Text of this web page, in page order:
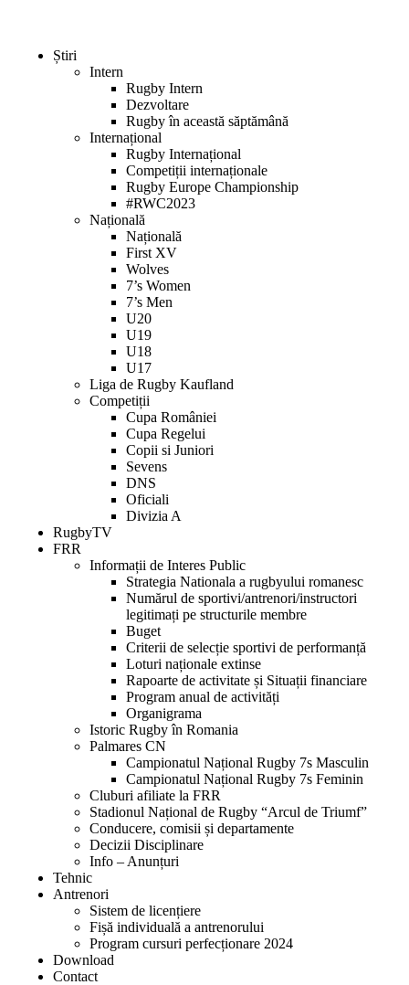
Știri
Intern
Rugby Intern
Dezvoltare
Rugby în această săptămână
Internațional
Rugby Internațional
Competiții internaționale
Rugby Europe Championship
#RWC2023
Națională
Națională
First XV
Wolves
7’s Women
7’s Men
U20
U19
U18
U17
Liga de Rugby Kaufland
Competiții
Cupa României
Cupa Regelui
Copii si Juniori
Sevens
DNS
Oficiali
Divizia A
RugbyTV
FRR
Informații de Interes Public
Strategia Nationala a rugbyului romanesc
Numărul de sportivi/antrenori/instructori
legitimați pe structurile membre
Buget
Criterii de selecție sportivi de performanță
Loturi naționale extinse
Rapoarte de activitate și Situații financiare
Program anual de activități
Organigrama
Istoric Rugby în Romania
Palmares CN
Campionatul Național Rugby 7s Masculin
Campionatul Național Rugby 7s Feminin
Cluburi afiliate la FRR
Stadionul Național de Rugby “Arcul de Triumf”
Conducere, comisii și departamente
Decizii Disciplinare
Info – Anunțuri
Tehnic
Antrenori
Sistem de licențiere
Fișă individuală a antrenorului
Program cursuri perfecționare 2024
Download
Contact